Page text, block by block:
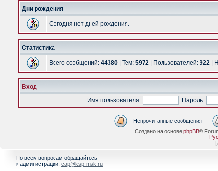
Дни рождения
Сегодня нет дней рождения.
Статистика
Всего сообщений: 44380 | Тем: 5972 | Пользователей: 922 |
Вход
Имя пользователя:
Пароль:
Непрочитанные сообщения
Создано на основе phpBB®
[
По всем вопросам обращайтесь
к администрации: cap@ksp-msk.ru